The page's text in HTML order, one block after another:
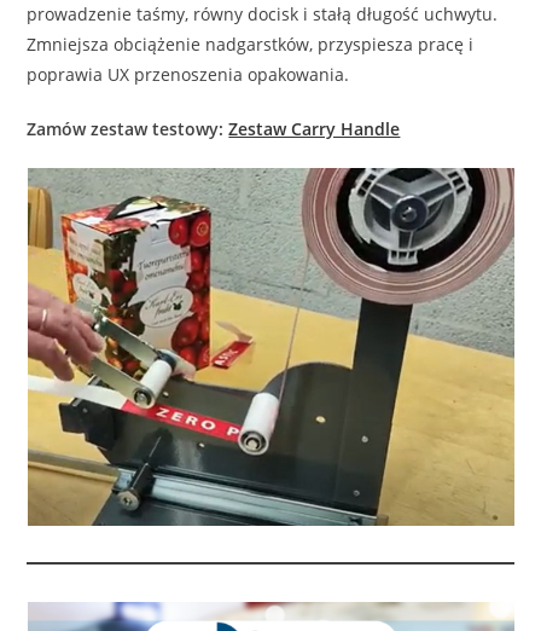
prowadzenie taśmy, równy docisk i stałą długość uchwytu.
Zmniejsza obciążenie nadgarstków, przyspiesza pracę i
poprawia UX przenoszenia opakowania.
Zamów zestaw testowy:Zestaw Carry Handle